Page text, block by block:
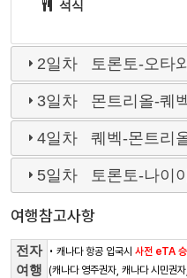
석식
2일차 토론토-오타
3일차 몬트리올-퀘
4일차 퀘벡-몬트리
5일차 토론토-나이
여행참고사항
전자
여행
• 캐나다 항공 입국시 사전 eTA
(캐나다 영주권자, 캐나다 시민권